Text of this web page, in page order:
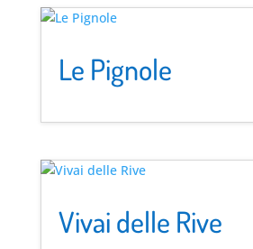
Le Pignole
Vivai delle Rive